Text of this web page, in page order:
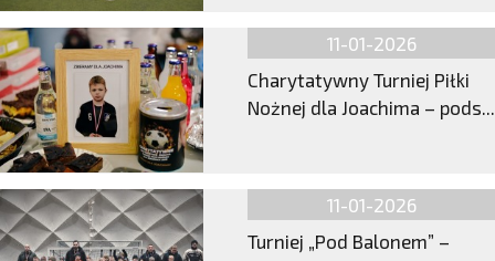
11-01-2026
Charytatywny Turniej Piłki
Nożnej dla Joachima – pods...
11-01-2026
Turniej „Pod Balonem” –